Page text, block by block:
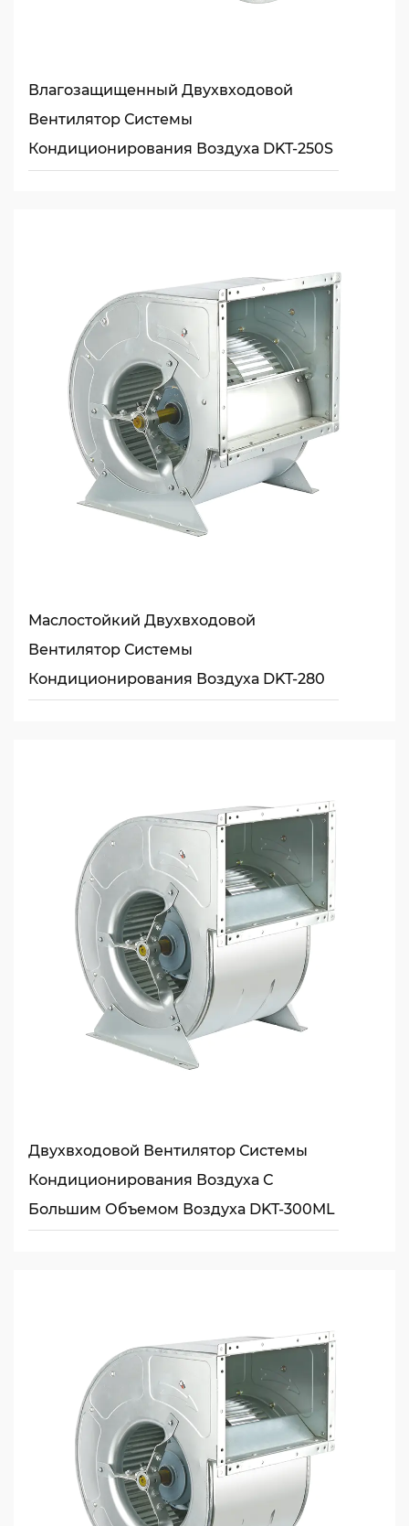
Влагозащищенный Двухвходовой
Вентилятор Системы
Кондиционирования Воздуха DKT-250S
Маслостойкий Двухвходовой
Вентилятор Системы
Кондиционирования Воздуха DKT-280
Двухвходовой Вентилятор Системы
Кондиционирования Воздуха С
Большим Объемом Воздуха DKT-300ML